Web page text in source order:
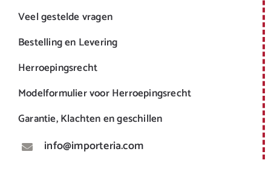
Veel gestelde vragen
Bestelling en Levering
Herroepingsrecht
Modelformulier voor Herroepingsrecht
Garantie, Klachten en geschillen
info@importeria.com